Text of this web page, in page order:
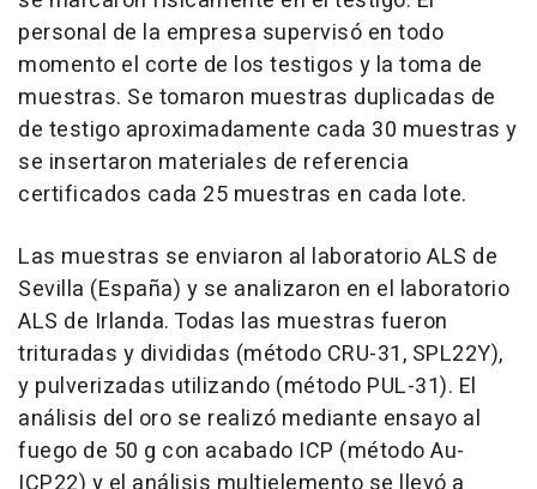
personal de la empresa supervisó en todo
momento el corte de los testigos y la toma de
muestras. Se tomaron muestras duplicadas de
de testigo aproximadamente cada 30 muestras y
se insertaron materiales de referencia
certificados cada 25 muestras en cada lote.
Las muestras se enviaron al laboratorio ALS de
Sevilla (España) y se analizaron en el laboratorio
ALS de Irlanda. Todas las muestras fueron
trituradas y divididas (método CRU-31, SPL22Y),
y pulverizadas utilizando (método PUL-31). El
análisis del oro se realizó mediante ensayo al
fuego de 50 g con acabado ICP (método Au-